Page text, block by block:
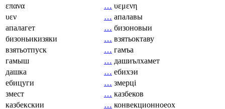
επανα
… υεμενη
υεν
… апалавы
апалагет
… бизоновыи
бизоньикизяки
… взятьоктаву
взятьотпуск
… гамъа
гамыш
… дашиълхамет
дашка
… ебихэи
ебицуги
… змерці
змест
… казбеков
казбекскии
… конвекционноеох